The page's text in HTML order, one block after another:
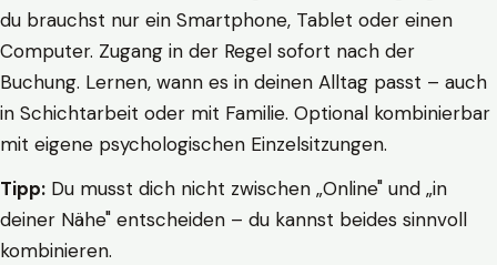
du brauchst nur ein Smartphone, Tablet oder einen
Computer. Zugang in der Regel sofort nach der
Buchung. Lernen, wann es in deinen Alltag passt – auch
in Schichtarbeit oder mit Familie. Optional kombinierbar
mit eigene psychologischen Einzelsitzungen.
Tipp: Du musst dich nicht zwischen „Online" und „in
deiner Nähe" entscheiden – du kannst beides sinnvoll
kombinieren.